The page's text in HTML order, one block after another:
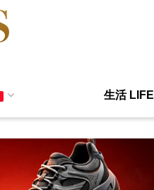
生活 LIFE